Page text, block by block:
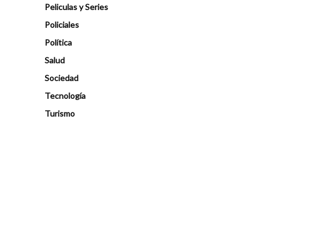
Peliculas y Series
Policiales
Política
Salud
Sociedad
Tecnología
Turismo